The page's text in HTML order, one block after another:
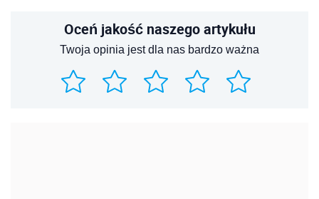
Oceń jakość naszego artykułu
Twoja opinia jest dla nas bardzo ważna